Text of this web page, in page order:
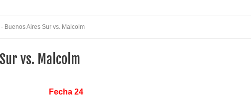
- Buenos Aires Sur vs. Malcolm
vs. Malcolm
Fecha 24